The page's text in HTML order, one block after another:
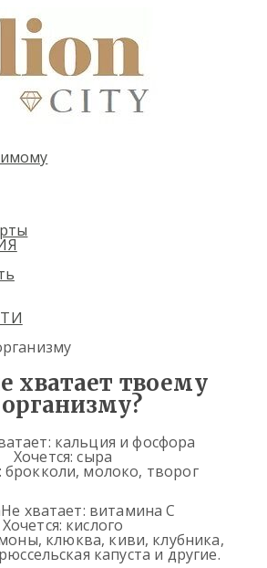
хватает твоему
организму?
кальция и фосфора
Хочется: сыра
брокколи, молоко, творог
Не хватает: витамина С
Хочется: кислого
клюква, киви, клубника,
капуста и другие.